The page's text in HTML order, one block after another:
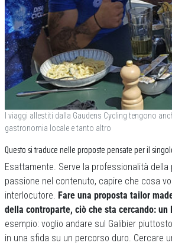
I viaggi allestiti dalla Gaudens Cycling tengono
gastronomia locale e tanto altro
Questo si traduce nelle proposte pensate per il
Esattamente. Serve la professionalità
passione nel contenuto, capire che cosa
interlocutore. Fare una proposta tailor
della controparte, ciò che sta cercando: un
esempio: voglio andare sul Galibier
in una sfida su un percorso duro. Cercare